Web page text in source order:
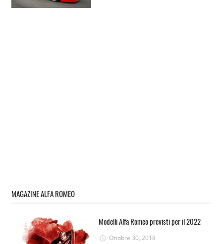
MAGAZINE ALFA ROMEO
Modelli Alfa Romeo previsti per il 2022
Ottobre 30, 2018